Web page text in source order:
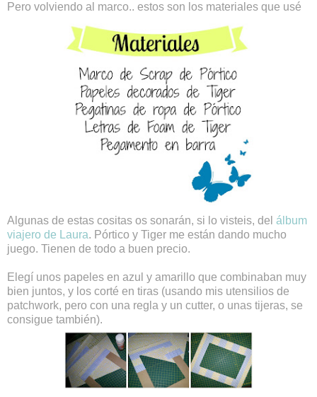
Pero volviendo al marco.. estos son los materiales que usé
Algunas de estas cositas os sonarán, si lo visteis, del álbum
viajero de Laura. Pórtico y Tiger me están dando mucho
juego. Tienen de todo a buen precio.
Elegí unos papeles en azul y amarillo que combinaban muy
bien juntos, y los corté en tiras (usando mis utensilios de
patchwork, pero con una regla y un cutter, o unas tijeras, se
consigue también).